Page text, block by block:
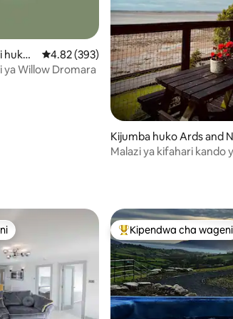
tathmini 208
huko
Ukadiriaji wa wastani wa 4.82 kati ya 5,
4.82 (393)
ya Willow Dromara
Kijumba huko Ards and
h Down
Malazi ya kifahari kando
Kipendwa maarufu cha
Kipendwa cha wageni